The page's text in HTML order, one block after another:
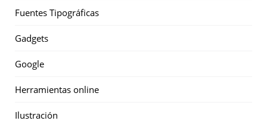
Fuentes Tipográficas
Gadgets
Google
Herramientas online
Ilustración